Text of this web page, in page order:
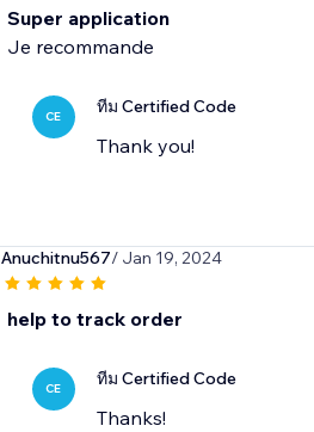
Super application
Je recommande
CE ทีม Certified Code
Thank you!
Anuchitnu567/ Jan 19, 2024
help to track order
CE ทีม Certified Code
Thanks!